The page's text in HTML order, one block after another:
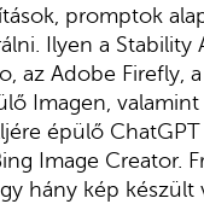
promptok
Ilyen a Stability
az Adobe Firefly,
Imagen, valamint
épülő
Image Creator.
hány kép készült